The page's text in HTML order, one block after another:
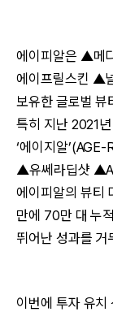
에이피알은 ▲메
에이프릴스킨 ▲
보유한 글로벌 뷰
특히 지난 2021
‘에이지알
▲유쎄라딥샷
에이피알의 뷰티
만에 70만 대 누
뛰어난 성과를 거
이번에 투자 유치